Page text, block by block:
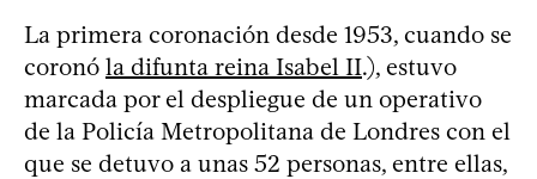
La primera coronación desde 1953, cuando se
coronó la difunta reina Isabel II.), estuvo
marcada por el despliegue de un operativo
de la Policía Metropolitana de Londres con el
que se detuvo a unas 52 personas, entre ellas,